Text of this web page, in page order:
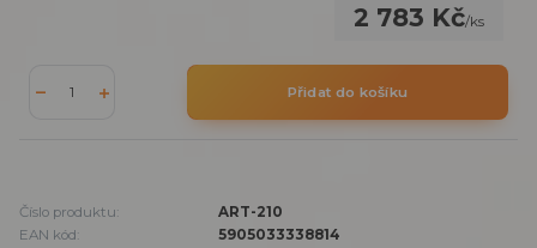
2 783 Kč/ks
Přidat do košíku
Číslo produktu:
ART-210
EAN kód:
5905033338814